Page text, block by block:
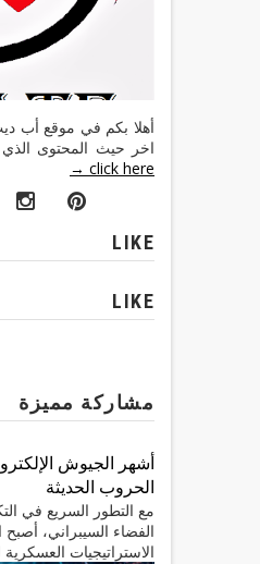
أهلا بكم في موقع أب
اخر حيث المحتوى
click here →
LIKE
LIKE
مشاركة مميزة
أشهر الجيوش
الحروب الحديثة
مع التطور السريع في
الفضاء السيبراني،
الاستراتيجيات العسكرية